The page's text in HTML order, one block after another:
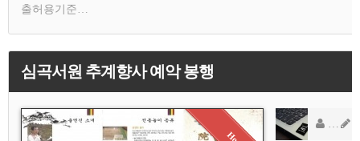
출허용기준…
심곡서원 추계향사 예악 봉행
용